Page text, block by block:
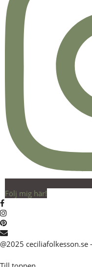
Följ mig här!
@2025 ceciliafolkesson.se